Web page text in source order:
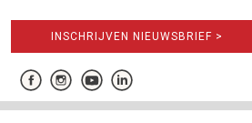
INSCHRIJVEN NIEUWSBRIEF >